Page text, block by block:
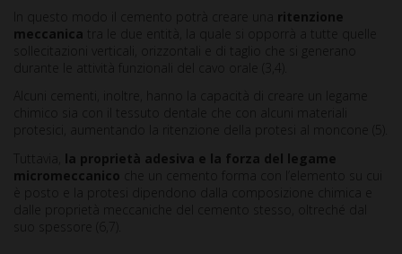
In questo modo il cemento potrà creare una ritenzione
meccanica tra le due entità, la quale si opporrà a tutte quelle
sollecitazioni verticali, orizzontali e di taglio che si generano
durante le attività funzionali del cavo orale (3,4).
Alcuni cementi, inoltre, hanno la capacità di creare un legame
chimico sia con il tessuto dentale che con alcuni materiali
protesici, aumentando la ritenzione della protesi al moncone (5).
Tuttavia, la proprietà adesiva e la forza del legame
micromeccanico che un cemento forma con l’elemento su cui
è posto e la protesi dipendono dalla composizione chimica e
dalle proprietà meccaniche del cemento stesso, oltreché dal